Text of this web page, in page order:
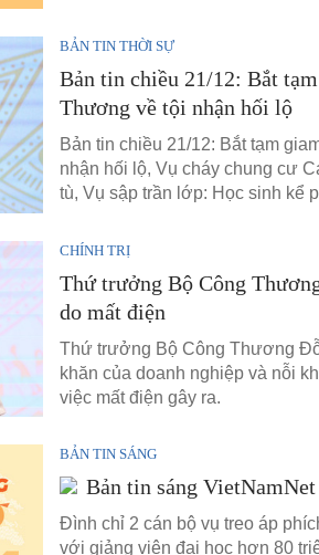
BẢN TIN THỜI SỰ
Bản tin chiều 21/12: Bắt
Thương về tội nhận hối lộ
Bản tin chiều 21/12: Bắt tạm
nhận hối lộ, Vụ cháy chung cư
tù, Vụ sập trần lớp: Học sinh kể
CHÍNH TRỊ
Thứ trưởng Bộ Công
do mất điện
Thứ trưởng Bộ Công Thương
khăn của doanh nghiệp và nỗi
việc mất điện gây ra.
BẢN TIN SÁNG
Bản tin sáng
Đình chỉ 2 cán bộ vụ treo áp
với giảng viên đại học hơn 80